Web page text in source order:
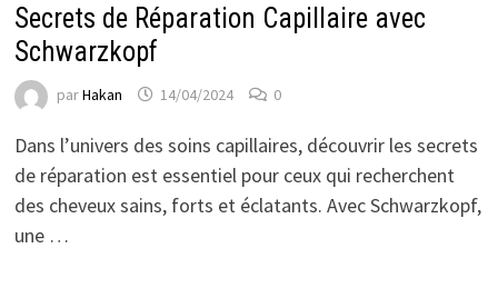
Secrets de Réparation Capillaire avec
Schwarzkopf
parHakan 14/04/2024 0
Dans l’univers des soins capillaires, découvrir les secrets
de réparation est essentiel pour ceux qui recherchent
des cheveux sains, forts et éclatants. Avec Schwarzkopf,
une …